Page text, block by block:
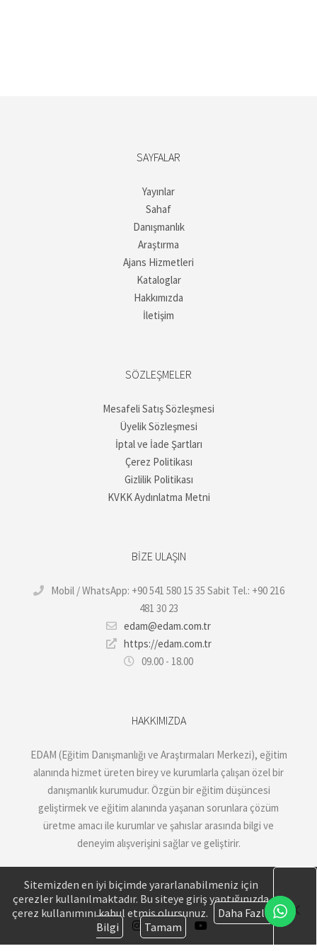
SAYFALAR
Yayınlar
Sahaf
Danışmanlık
Araştırma
Ajans Hizmetleri
Kataloglar
Hakkımızda
İletişim
SÖZLEŞMELER
Mesafeli Satış Sözleşmesi
Üyelik Sözleşmesi
İptal ve İade Şartları
Çerez Politikası
Gizlilik Politikası
KVKK Aydınlatma Metni
BIZE ULAŞIN
Mobil / WhatsApp: +90 541 580 15 35 Sabit Tel.: +90 216
481 30 23
edam@edam.com.tr
https://edam.com.tr
09.00 - 18.00
HAKKIMIZDA
EDAM (Eğitim Danışmanlığı ve Araştırmaları Merkezi), eğitim
alanında hizmet üreten birey ve kurumlarla çalışan özel bir
danışmanlık kurumudur. Özgün bir eğitim düşüncesi
geliştirmek ve eğitim alanında yaşanan sorunlara çözüm
üretme amacı ile kurumlar ve şahıslar arasında bilgi ve
deneyim alışverişini sağlar ve geliştirir.
Sitemizden en iyi biçimde yararlanabilmeniz için
çerezler kullanılmaktadır. Bu siteye giriş yaptığınızda
çerez kullanımını kabul etmiş olursunuz.
Daha Fazla
Bilgi
Tamam